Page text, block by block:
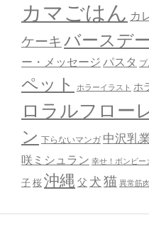
カマごはん カ
ケーキ バースデ
ー・メッセージ パスタ
ペット ホラーイラスト ホ
ロラルフロー
ン 下らないマンガ 中沢乳
咲ミシュラン 幸せ！ボンビー
子 桜 沖縄 父 犬 猫 異常筋